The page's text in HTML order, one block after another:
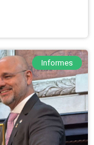
Informes